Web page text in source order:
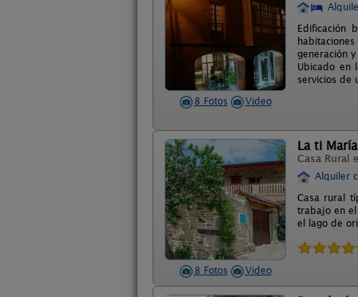
8 Fotos Video
Edificación
generación
Ubicado en
servicios de
8 Fotos Video
La ti
Casa Rural
Alquiler
Casa rural
trabajo en el
el lago de